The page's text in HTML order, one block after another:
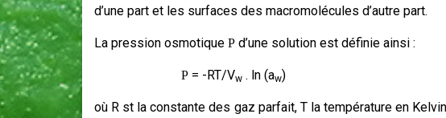
d’une part et les surfaces des macromolécules d’autre part.
La pression osmotique P d’une solution est définie ainsi :
P = -RT/Vw . ln (aw)
où R st la constante des gaz parfait, T la température en